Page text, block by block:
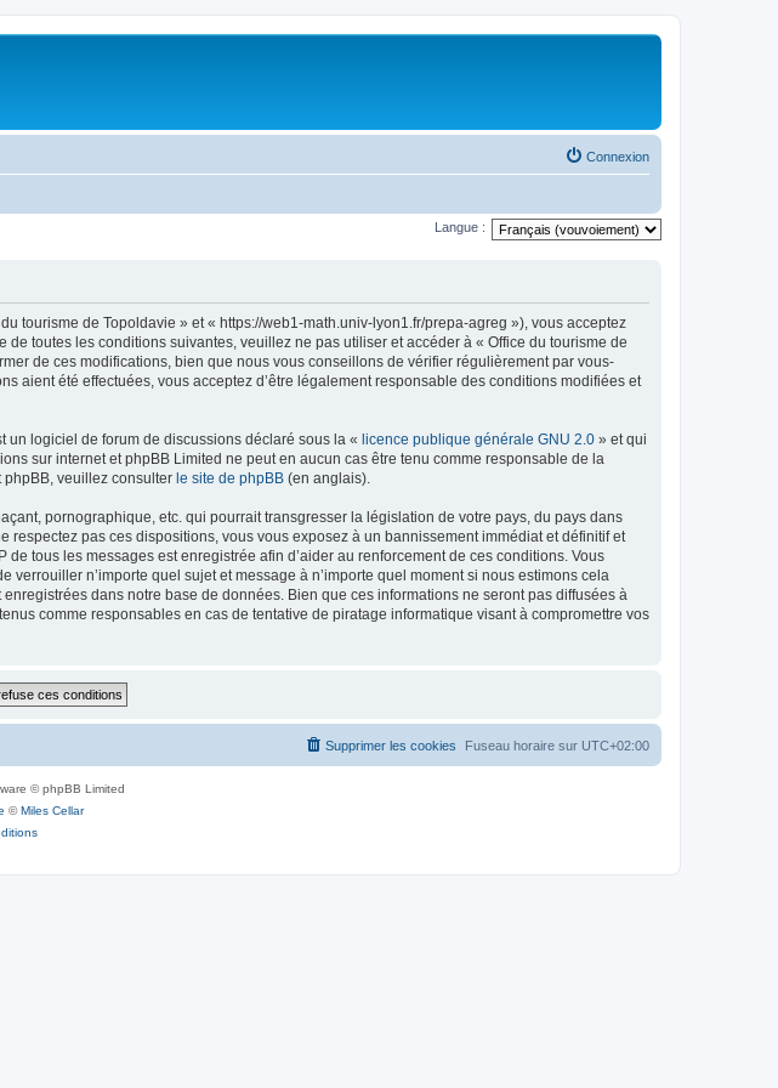
Connexion
Langue :
tourisme de Topoldavie » et « https://web1-math.univ-lyon1.fr/prepa-agreg »), vous acceptez
toutes les conditions suivantes, veuillez ne pas utiliser et accéder à « Office du tourisme de
de ces modifications, bien que nous vous conseillons de vérifier régulièrement par vous-
aient été effectuées, vous acceptez d’être légalement responsable des conditions modifiées et
un logiciel de forum de discussions déclaré sous la « licence publique générale GNU 2.0 » et qui
sur internet et phpBB Limited ne peut en aucun cas être tenu comme responsable de la
phpBB, veuillez consulter le site de phpBB (en anglais).
pornographique, etc. qui pourrait transgresser la législation de votre pays, du pays dans
pas ces dispositions, vous vous exposez à un bannissement immédiat et définitif et
tous les messages est enregistrée afin d’aider au renforcement de ces conditions. Vous
n’importe quel sujet et message à n’importe quel moment si nous estimons cela
dans notre base de données. Bien que ces informations ne seront pas diffusées à
comme responsables en cas de tentative de piratage informatique visant à compromettre vos
Fuseau horaire sur UTC+02:00
Supprimer les cookies
© phpBB Limited
©Miles Cellar